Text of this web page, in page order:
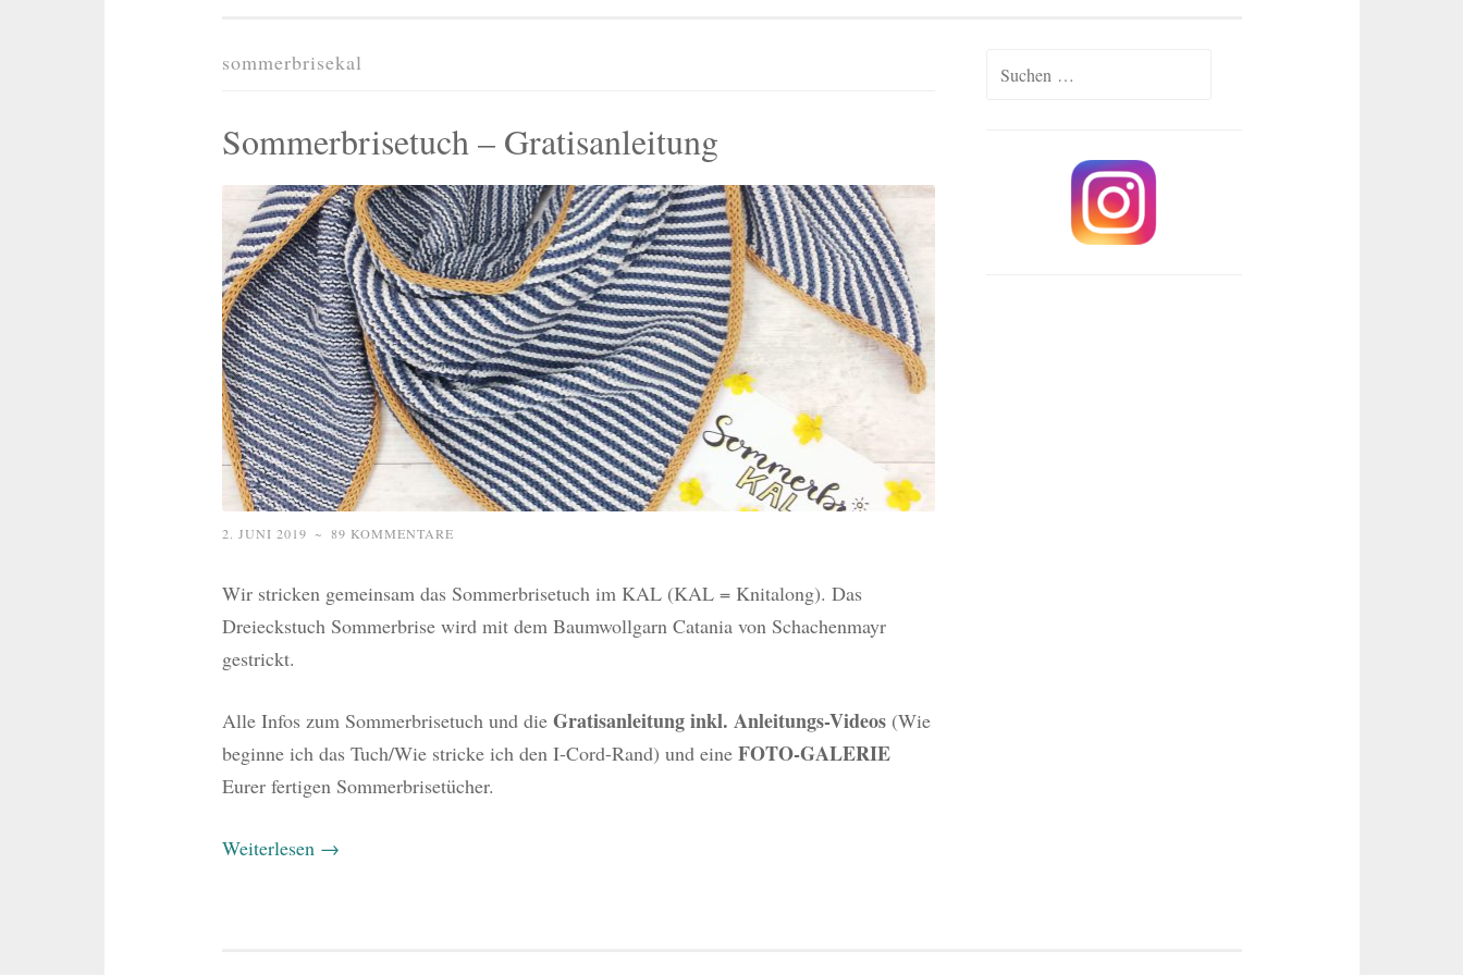
sommerbrisekal
Sommerbrisetuch – Gratisanleitung
2. JUNI 2019 ~ 89 KOMMENTARE
Wir stricken gemeinsam das Sommerbrisetuch im KAL (KAL = Knitalong). Das
Dreieckstuch Sommerbrise wird mit dem Baumwollgarn Catania von Schachenmayr
gestrickt.
Alle Infos zum Sommerbrisetuch und die Gratisanleitung inkl. Anleitungs-Videos(Wie
beginne ich das Tuch/Wie stricke ich den I-Cord-Rand) und eine FOTO-GALERIE
Eurer fertigen Sommerbrisetücher.
Weiterlesen →
Suchen